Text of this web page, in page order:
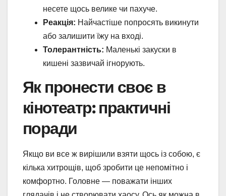
несете щось велике чи пахуче.
Реакція: Найчастіше попросять викинути
або залишити їжу на вході.
Толерантність: Маленькі закуски в
кишені зазвичай ігнорують.
Як пронести своє в
кінотеатр: практичні
поради
Якщо ви все ж вирішили взяти щось із собою, є
кілька хитрощів, щоб зробити це непомітно і
комфортно. Головне — поважати інших